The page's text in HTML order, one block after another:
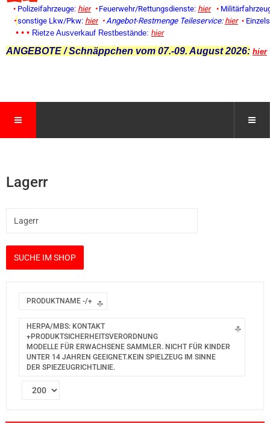
• Polizeifahrzeuge: hier • Feuerwehr/Rettungsdienste: hier •
• sonstige Lkw/Pkw: hier • Angebot-Restmenge Teileservice: hier •
• • • Rietze Ausverkauf Restbestände: hier
ANGEBOTE / Schnäppchen vom 07.-09. August 2026: hier
Lagerr
PRODUKTNAME -/+
HERPA/MBS: KONTAKT
+PRODUKTSICHERHEITSVERORDNUNG
MODELLE FÜR ERWACHSENE SAMMLER. NICHT FÜR KINDER
UNTER 14 JAHREN GEEIGNET.KEIN SPIELZEUG IM SINNE
DER SPIEZEUGRICHTLINIE.